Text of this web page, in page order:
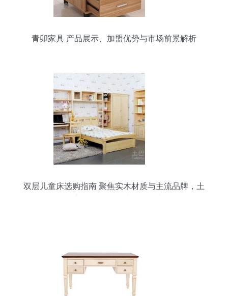
青卯家具 产品展示、加盟优势与市场前景解析
双层儿童床选购指南 聚焦实木材质与主流品牌，土